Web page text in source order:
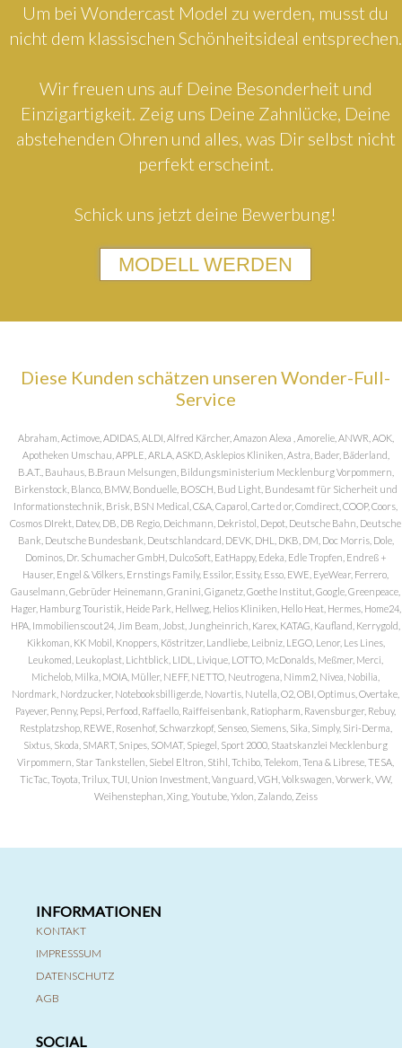
Um bei Wondercast Model zu werden, musst du
nicht dem klassischen Schönheitsideal entsprechen.
Wir freuen uns auf Deine Besonderheit und
Einzigartigkeit. Zeig uns Deine Zahnlücke, Deine
abstehenden Ohren und alles, was Dir selbst nicht
perfekt erscheint.
Schick uns jetzt deine Bewerbung!
MODELL WERDEN
Diese Kunden schätzen unseren Wonder-Full-
Service
Abraham, Actimove, ADIDAS, ALDI, Alfred Kärcher, Amazon Alexa , Amorelie, ANWR, AOK,
Apotheken Umschau, APPLE, ARLA, ASKD, Asklepios Kliniken, Astra, Bader, Bäderland,
B.A.T., Bauhaus, B.Braun Melsungen, Bildungsministerium Mecklenburg Vorpommern,
Birkenstock, Blanco, BMW, Bonduelle, BOSCH, Bud Light, Bundesamt für Sicherheit und
Informationstechnik, Brisk, BSN Medical, C&A, Caparol, Carte d or, Comdirect, COOP, Coors,
Cosmos DIrekt, Datev, DB, DB Regio, Deichmann, Dekristol, Depot, Deutsche Bahn, Deutsche
Bank, Deutsche Bundesbank, Deutschlandcard, DEVK, DHL, DKB, DM, Doc Morris, Dole,
Dominos, Dr. Schumacher GmbH, DulcoSoft, EatHappy, Edeka, Edle Tropfen, Endreß +
Hauser, Engel & Völkers, Ernstings Family, Essilor, Essity, Esso, EWE, EyeWear, Ferrero,
Gauselmann, Gebrüder Heinemann, Granini, Giganetz, Goethe Institut, Google, Greenpeace,
Hager, Hamburg Touristik, Heide Park, Hellweg, Helios Kliniken, Hello Heat, Hermes, Home24,
HPA, Immobilienscout24, Jim Beam, Jobst, Jungheinrich, Karex, KATAG, Kaufland, Kerrygold,
Kikkoman, KK Mobil, Knoppers, Köstritzer, Landliebe, Leibniz, LEGO, Lenor, Les Lines,
Leukomed, Leukoplast, Lichtblick, LIDL, Livique, LOTTO, McDonalds, Meßmer, Merci,
Michelob, Milka, MOIA, Müller, NEFF, NETTO, Neutrogena, Nimm2, Nivea, Nobilia,
Nordmark, Nordzucker, Notebooksbilliger.de, Novartis, Nutella, O2, OBI, Optimus, Overtake,
Payever, Penny, Pepsi, Perfood, Raffaello, Raiffeisenbank, Ratiopharm, Ravensburger, Rebuy,
Restplatzshop, REWE, Rosenhof, Schwarzkopf, Senseo, Siemens, Sika, Simply, Siri-Derma,
Sixtus, Skoda, SMART, Snipes, SOMAT, Spiegel, Sport 2000, Staatskanzlei Mecklenburg
Virpommern, Star Tankstellen, Siebel Eltron, Stihl, Tchibo, Telekom, Tena & Librese, TESA,
TicTac, Toyota, Trilux, TUI, Union Investment, Vanguard, VGH, Volkswagen, Vorwerk, VW,
Weihenstephan, Xing, Youtube, Yxlon, Zalando, Zeiss
INFORMATIONEN
KONTAKT
IMPRESSSUM
DATENSCHUTZ
AGB
SOCIAL